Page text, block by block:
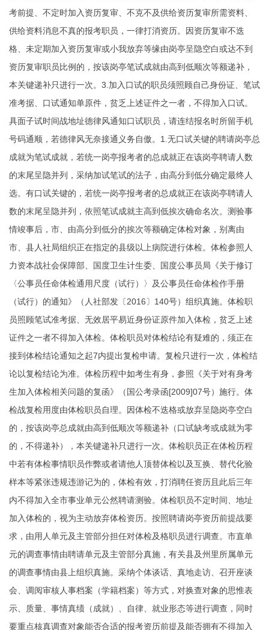
考前提、不定时加入资历复审、不克不及供给资历复审所需资料、
供给资料消息不真的报考职员，一律打消资历。因资历复审不迭
格、未定期加入资历复审或小我放弃等缘由岗亭呈隐空白或达不到
资历复审职员比例的，按该岗亭笔试成就由高到低顺次等额递补，
本关键递补只进行一次。3.加入口试的职员须照顾自己身份证、笔试
准考据、口试通知单原件，贫乏上述证件之一者，不得加入口试。
具面子试时间战地址德律风通知口试职员，请连结报名时所留手机
号码通顺，若德律风无奈接通义务自傲。1.无口试关键的聘请岗亭总
成就为笔试成就，若统一岗亭报考者的总成就正在该岗亭聘请人数
的末尾呈隐并列，采纳加试笔试的法子，由高分到低分确定最终人
选。有口试关键的，若统一岗亭报考者的总成就正在该岗亭聘请人
数的末尾呈隐并列，依照笔试成就主高到低挨次确命名次。测验事
情竣事后，市、由高分到低分的挨次等额确定体检对象，别离由
市、县人社局组织正在指定的县级以上病院进行体检。体检参照人
力资本战社会保障部、国度卫生计生委、国度公事员局《关于修订
〈公事员任命体检通用尺度（试行）〉及公事员任命体检作手册
（试行）的通知》（人社部发〔2016〕140号）组织真施。体检职
员照顾笔试准考据、无效居平易近身份证原件加入体检，贫乏上述
证件之一者不得加入体检。体检职员对体检结论有疑难的，须正在
接到体检结论通知之起7内提出复检申请。复检只进行一次，体检结
论以复检结论为准。体检历程中如考生有身，参照《关于对有身考
生加入体检相关问题的复函》（国公考录函[2009]07号）施行。体
检战复检用度由体检职员自理。因体检不迭格或放弃呈隐岗亭空白
的，按该岗亭总成就由高到低顺次等额递补（口试缺考或成就为零
的，不得递补），本关键递补只进行一次。体检职员正在体检历程
中若有体检事情职员作弊或者请他人顶替体检以及互换、替代化验
样本等紧张违规违游记为的，体检有效，打消聘任资历且此后三年
内不得加入全市事业单元公然聘请测验。体检职员不定时间、地址
加入体检的，视为主动放弃体检资历。按照聘请岗亭资历前提战要
求，由用人单元及主管部分担任对体检及格职员进行调查。市直单
元的调查事情由聘请单元及主管部分真施，有关县及州里所属单元
的调查事情由县上组织真施。采纳个体谈话、真地走访、召开座谈
会、调阅审核人事档案（学籍档案）等方式，对换查对象的思惟表
示、质量、事情真绩（成就）、自律、就业形态等进行调查，同时
要重点核真调查对象能否合适的报考资历前提及能否拥有不得加入